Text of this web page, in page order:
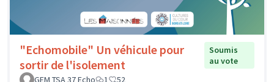
"Echomobile" Un véhicule pour
sortir de l'isolement
Soumis
au vote
GEM TSA 37 Echo
1 52